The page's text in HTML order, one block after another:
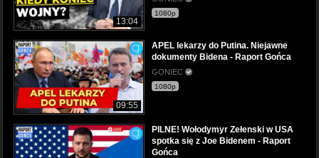
13:04
1080p
09:55
APEL lekarzy do Putina. Niejawne
dokumenty Bidena - Raport Gońca
GONIEC
1080p
PILNE! Wołodymyr Zełenski w USA
spotka się z Joe Bidenem - Raport
Gońca